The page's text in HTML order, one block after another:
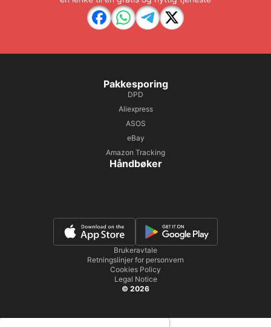
Pakkesporing
DPD
Aliexpress
ASOS
eBay
Amazon Tracking
Håndbøker
Brukeravtale
Retningslinjer for personvern
Cookies Policy
Legal Notice
© 2026